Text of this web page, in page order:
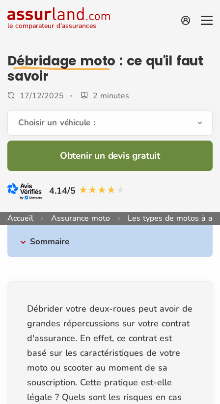
le comparateur d'assurances
Débridage moto : ce qu'il faut
savoir
17/12/2025 2 minutes
Choisir un véhicule :
Obtenir un devis gratuit
4.14/5
Accueil Assurance moto Les types de motos à
Sommaire
Débrider votre deux-roues peut avoir de
grandes répercussions sur votre contrat
d'assurance. En effet, ce contrat est
basé sur les caractéristiques de votre
moto ou scooter au moment de sa
souscription. Cette pratique est-elle
légale ? Quels sont les risques en cas